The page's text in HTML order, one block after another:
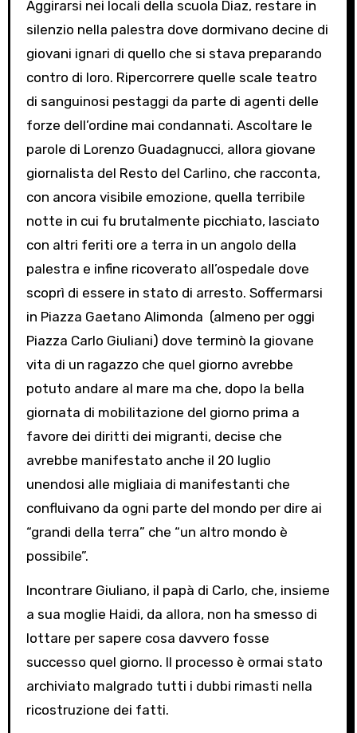
Aggirarsi nei locali della scuola Diaz, restare in
silenzio nella palestra dove dormivano decine di
giovani ignari di quello che si stava preparando
contro di loro. Ripercorrere quelle scale teatro
di sanguinosi pestaggi da parte di agenti delle
forze dell’ordine mai condannati. Ascoltare le
parole di Lorenzo Guadagnucci, allora giovane
giornalista del Resto del Carlino, che racconta,
con ancora visibile emozione, quella terribile
notte in cui fu brutalmente picchiato, lasciato
con altri feriti ore a terra in un angolo della
palestra e infine ricoverato all’ospedale dove
scoprì di essere in stato di arresto. Soffermarsi
in Piazza Gaetano Alimonda (almeno per oggi
Piazza Carlo Giuliani) dove terminò la giovane
vita di un ragazzo che quel giorno avrebbe
potuto andare al mare ma che, dopo la bella
giornata di mobilitazione del giorno prima a
favore dei diritti dei migranti, decise che
avrebbe manifestato anche il 20 luglio
unendosi alle migliaia di manifestanti che
confluivano da ogni parte del mondo per dire ai
“grandi della terra” che “un altro mondo è
possibile”.
Incontrare Giuliano, il papà di Carlo, che, insieme
a sua moglie Haidi, da allora, non ha smesso di
lottare per sapere cosa davvero fosse
successo quel giorno. Il processo è ormai stato
archiviato malgrado tutti i dubbi rimasti nella
ricostruzione dei fatti.